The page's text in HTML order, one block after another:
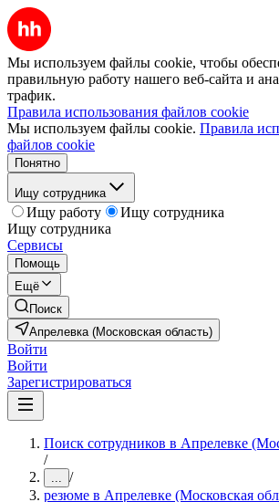
Мы используем файлы cookie, чтобы
правильную работу нашего веб-сайта и
трафик.
Правила использования файлов cookie
Мы используем файлы cookie. Правила
файлов cookie
Понятно
Ищу сотрудника
Ищу работу
Ищу сотрудника
Ищу сотрудника
Сервисы
Помощь
Ещё
Поиск
Апрелевка (Московская область)
Войти
Войти
Зарегистрироваться
Поиск сотрудников в Апрелевке
/
... /
резюме в Апрелевке (Московская